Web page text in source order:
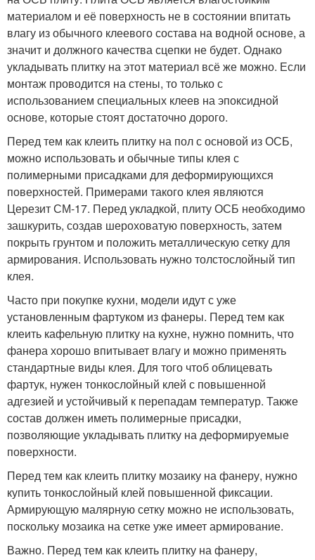
материалом и её поверхность не в состоянии впитать
влагу из обычного клеевого состава на водной основе, а
значит и должного качества сцепки не будет. Однако
укладывать плитку на этот материал всё же можно. Если
монтаж проводится на стены, то только с
использованием специальных клеев на эпоксидной
основе, которые стоят достаточно дорого.
Перед тем как клеить плитку на пол с основой из ОСБ,
можно использовать и обычные типы клея с
полимерными присадками для деформирующихся
поверхностей. Примерами такого клея являются
Церезит СМ-17. Перед укладкой, плиту ОСБ необходимо
зашкурить, создав шероховатую поверхность, затем
покрыть грунтом и положить металлическую сетку для
армирования. Использовать нужно толстослойный тип
клея.
Часто при покупке кухни, модели идут с уже
установленным фартуком из фанеры. Перед тем как
клеить кафельную плитку на кухне, нужно помнить, что
фанера хорошо впитывает влагу и можно применять
стандартные виды клея. Для того чтоб облицевать
фартук, нужен тонкослойный клей с повышенной
адгезией и устойчивый к перепадам температур. Также
состав должен иметь полимерные присадки,
позволяющие укладывать плитку на деформируемые
поверхности.
Перед тем как клеить плитку мозаику на фанеру, нужно
купить тонкослойный клей повышенной фиксации.
Армирующую малярную сетку можно не использовать,
поскольку мозаика на сетке уже имеет армирование.
Важно. Перед тем как клеить плитку на фанеру,